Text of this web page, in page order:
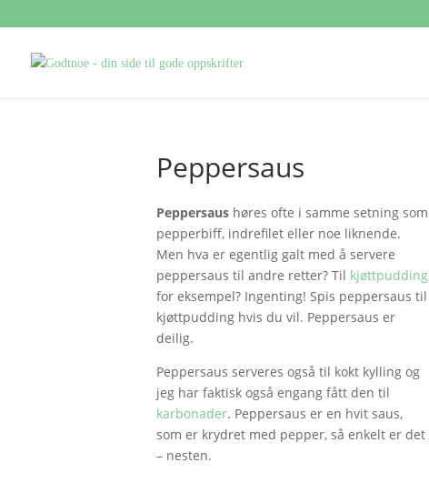
Peppersaus
Peppersaus høres ofte i samme setning som
pepperbiff, indrefilet eller noe liknende.
Men hva er egentlig galt med å servere
peppersaus til andre retter? Til kjøttpudding
for eksempel? Ingenting! Spis peppersaus til
kjøttpudding hvis du vil. Peppersaus er
deilig.
Peppersaus serveres også til kokt kylling og
jeg har faktisk også engang fått den til
karbonader. Peppersaus er en hvit saus,
som er krydret med pepper, så enkelt er det
– nesten.